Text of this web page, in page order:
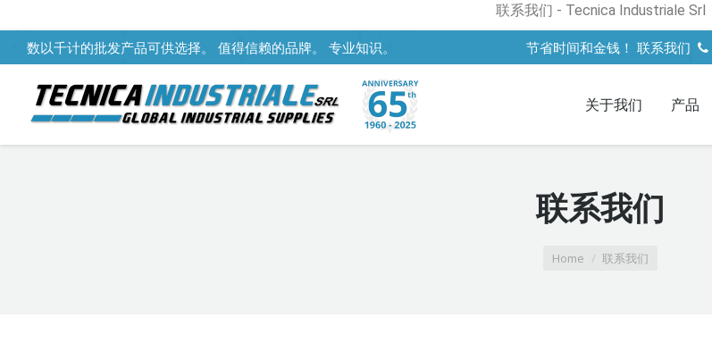
联系我们 - Tecnica Industriale Srl
数以千计的批发产品可供选择。 值得信赖的品牌。 专业知识。 节省时间和金钱！ 联系我们
关于我们 产品
联系我们
Home 联系我们